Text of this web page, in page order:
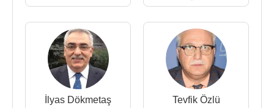
İlyas Dökmetaş Tevfik Özlü